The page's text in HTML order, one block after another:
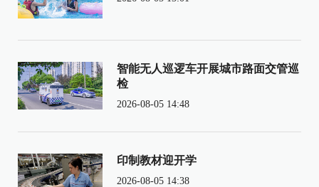
智能无人巡逻车开展城市路面交管巡
检
2026-08-05 14:48
印制教材迎开学
2026-08-05 14:38